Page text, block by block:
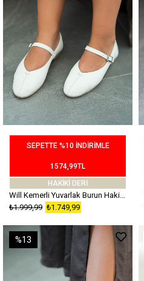
SEPETTE %10 İNDİRİMLE
1574,99TL
HAKİKİ DERİ
Will Kemerli Yuvarlak Burun Hakiki Deri Babet Beyaz
₺1.749,99
₺1.999,99
%13